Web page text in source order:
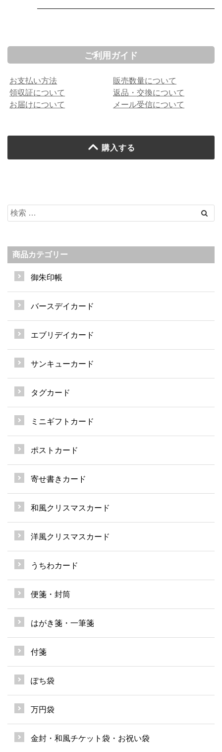
ご利用ガイド
お支払い方法
領収証について
お届けについて
販売数量について
返品・交換について
メール受信について
購入する
商品カテゴリー
御朱印帳
バースデイカード
エブリデイカード
サンキューカード
タグカード
ミニギフトカード
ポストカード
寄せ書きカード
和風クリスマスカード
洋風クリスマスカード
うちわカード
便箋・封筒
はがき箋・一筆箋
付箋
ぽち袋
万円袋
金封・和風チケット袋・お祝い袋